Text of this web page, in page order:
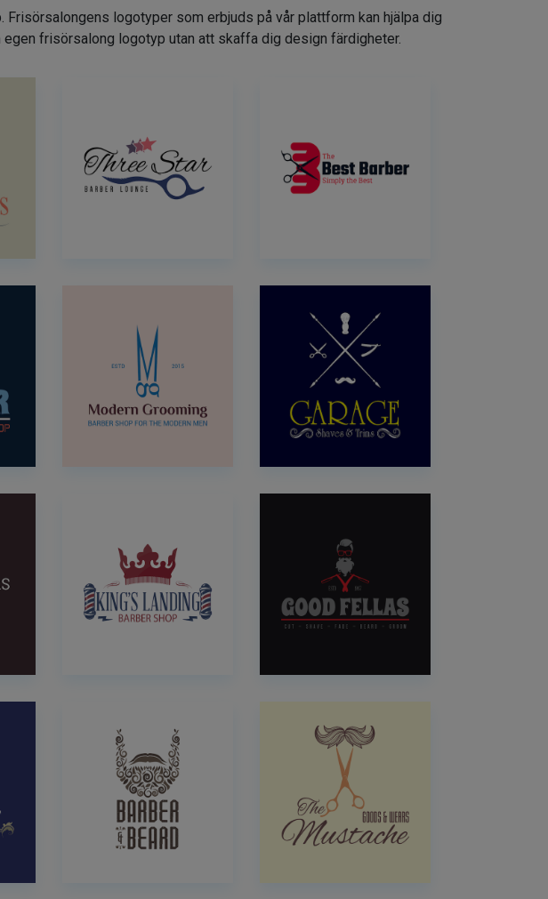
logotyper som erbjuds på vår plattform kan hjälpa dig
frisörsalong logotyp utan att skaffa dig design färdigheter.